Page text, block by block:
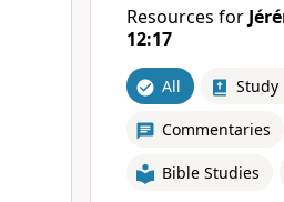
Resources for
12:17
All Study
Commentaries
Bible Studies